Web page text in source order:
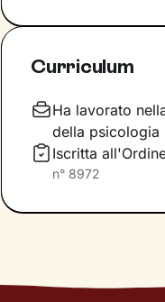
dedicheremo a un
tuoi bisogni e
ricompensa per il
Curriculum
Ha lavorato
della psicologia
Iscritta
n° 8972